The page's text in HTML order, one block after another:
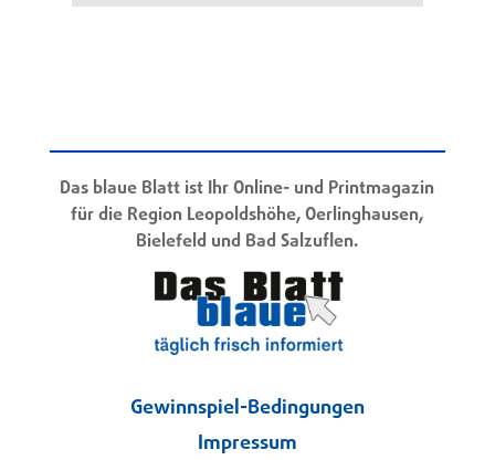
Das blaue Blatt ist Ihr Online- und Printmagazin
für die Region Leopoldshöhe, Oerlinghausen,
Bielefeld und Bad Salzuflen.
Gewinnspiel-Bedingungen
Impressum